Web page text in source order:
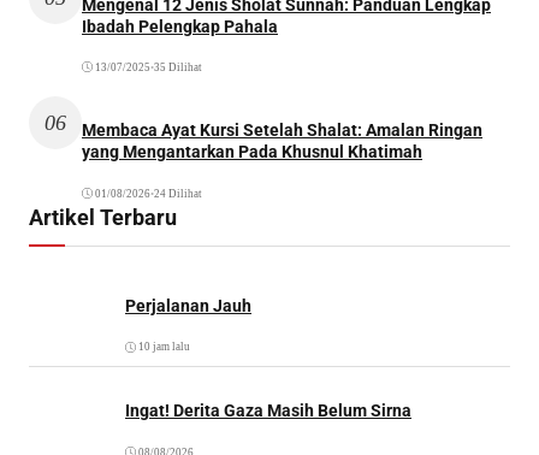
Mengenal 12 Jenis Sholat Sunnah: Panduan Lengkap
Ibadah Pelengkap Pahala
13/07/2025 •35 Dilihat
06
Membaca Ayat Kursi Setelah Shalat: Amalan Ringan
yang Mengantarkan Pada Khusnul Khatimah
01/08/2026•24 Dilihat
Artikel Terbaru
Perjalanan Jauh
10 jam lalu
Ingat! Derita Gaza Masih Belum Sirna
08/08/2026